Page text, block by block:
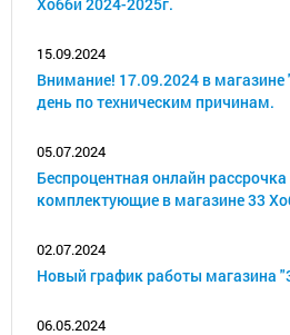
15.09.2024
Внимание! 17.09.2024 в
день по техническим причинам.
05.07.2024
Беспроцентная онлайн
комплектующие в магазине 33
02.07.2024
Новый график работы магазина
06.05.2024